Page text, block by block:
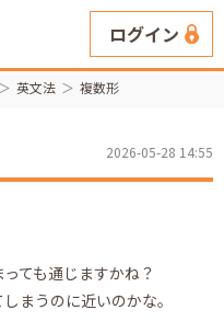
ログイン
英文法 複数形
2026-05-28 14:55
ても通じますかね？
まうのに近いのかな。